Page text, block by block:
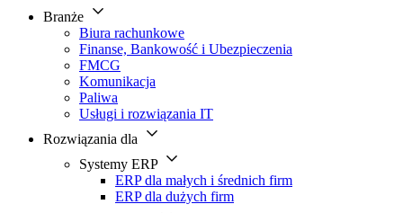
Branże
Biura rachunkowe
Finanse, Bankowość i Ubezpieczenia
FMCG
Komunikacja
Paliwa
Usługi i rozwiązania IT
Rozwiązania dla
Systemy ERP
ERP dla małych i średnich firm
ERP dla dużych firm